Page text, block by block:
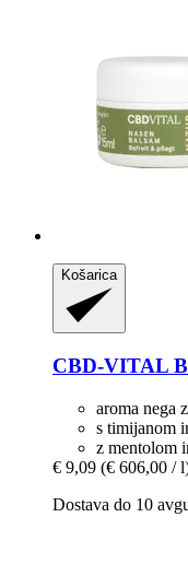
Košarica
CBD-VITAL
aroma nega
s timijanom
z mentolom
€ 9,09 (€ 606,00 /
Dostava do 10